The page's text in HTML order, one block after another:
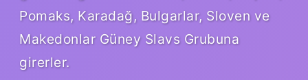
Pomaks, Karadağ, Bulgarlar, Sloven ve
Makedonlar Güney Slavs Grubuna
girerler.